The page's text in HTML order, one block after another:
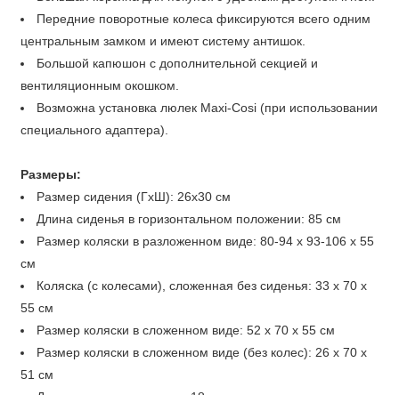
Передние поворотные колеса фиксируются всего одним
центральным замком и имеют систему антишок.
Большой капюшон с дополнительной секцией и
вентиляционным окошком.
Возможна установка люлек Maxi-Cosi (при использовании
специального адаптера).
Размеры:
Размер сидения (ГхШ): 26х30 см
Длина сиденья в горизонтальном положении: 85 см
Размер коляски в разложенном виде: 80-94 х 93-106 х 55
см
Коляска (с колесами), сложенная без сиденья: 33 x 70 х
55 см
Размер коляски в сложенном виде: 52 х 70 х 55 см
Размер коляски в сложенном виде (без колес): 26 x 70 x
51 см